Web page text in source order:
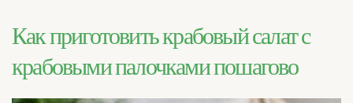
Как приготовить крабовый салат с
крабовыми палочками пошагово